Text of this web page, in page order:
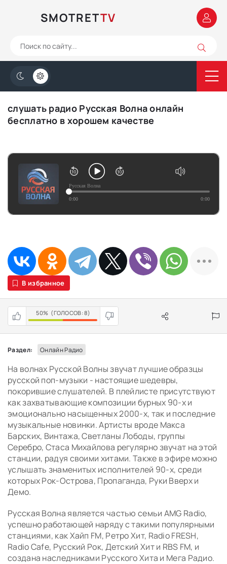
SMOTRETTV
слушать радио Русская Волна онлайн
бесплатно в хорошем качестве
Русская Волна
0:00 0:00
В избранное
50% (ГОЛОСОВ:8)
Раздел: Онлайн Радио
На волнах Русской Волны звучат лучшие образцы
русской поп-музыки - настоящие шедевры,
покорившие слушателей. В плейлисте присутствуют
как захватывающие композиции бурных 90-х и
эмоционально насыщенных 2000-х, так и последние
музыкальные новинки. Артисты вроде Макса
Барских, Винтажа, Светланы Лободы, группы
Серебро, Стаса Михайлова регулярно звучат на этой
станции, радуя своими хитами. Также в эфире можно
услышать знаменитых исполнителей 90-х, среди
которых Рок-Острова, Пропаганда, Руки Вверх и
Демо.
Русская Волна является частью семьи AMG Radio,
успешно работающей наряду с такими популярными
станциями, как Хайп FM, Ретро Хит, Radio FRESH,
Radio Cafe, Русский Рок, Детский Хит и RBS FM, и
создана наследниками Русского Хита и Мега Радио.